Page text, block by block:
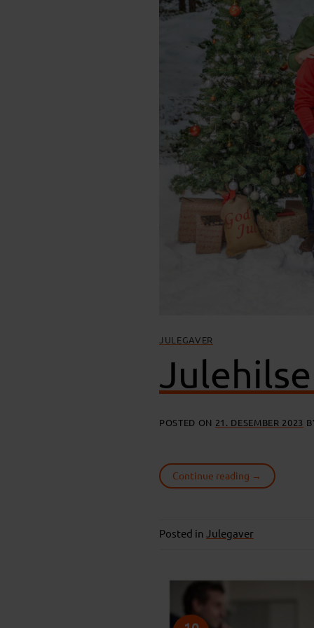
JULEGAVER
POSTED ON 21. DESEMBER 2023
Continue reading →
Posted in Julegaver